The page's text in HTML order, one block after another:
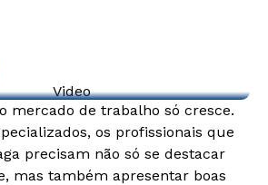
mercado de trabalho só cresce.
os profissionais que
precisam não só se destacar
mas também apresentar boas